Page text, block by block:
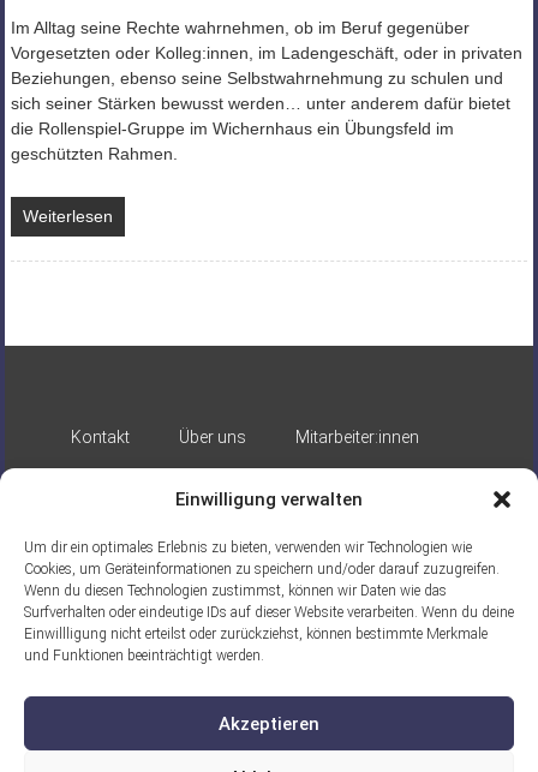
Einwilligung verwalten
Um dir ein optimales Erlebnis zu bieten, verwenden wir Technologien wie
Cookies, um Geräteinformationen zu speichern und/oder darauf zuzugreifen.
Wenn du diesen Technologien zustimmst, können wir Daten wie das
Surfverhalten oder eindeutige IDs auf dieser Website verarbeiten. Wenn du deine
Einwillligung nicht erteilst oder zurückziehst, können bestimmte Merkmale
und Funktionen beeinträchtigt werden.
Akzeptieren
Im Alltag seine Rechte wahrnehmen, ob im Beruf gegenüber
Vorgesetzten oder Kolleg:innen, im Ladengeschäft, oder in privaten
Beziehungen, ebenso seine Selbstwahrnehmung zu schulen und
sich seiner Stärken bewusst werden… unter anderem dafür bietet
die Rollenspiel-Gruppe im Wichernhaus ein Übungsfeld im
geschützten Rahmen.
Weiterlesen
Kontakt Über uns
Mitarbeiter:innen
Gefördert durch: